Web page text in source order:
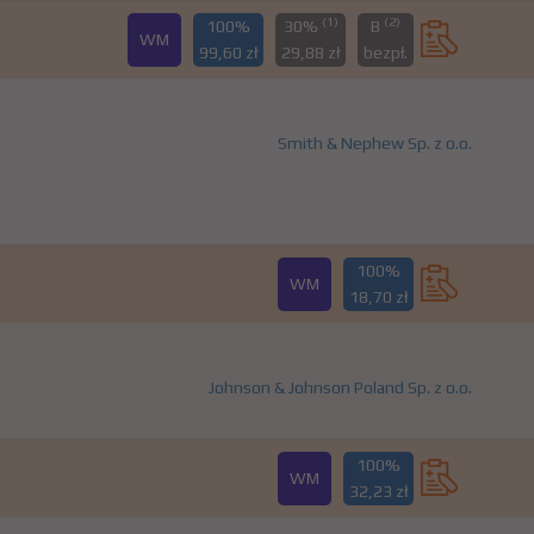
WM
100%
99,60 zł
30% (1)
29,88 zł
B (2)
bezpł.
Smith & Nephew Sp. z o.o.
WM
100%
18,70 zł
Johnson & Johnson Poland Sp. z o.o.
WM
100%
32,23 zł